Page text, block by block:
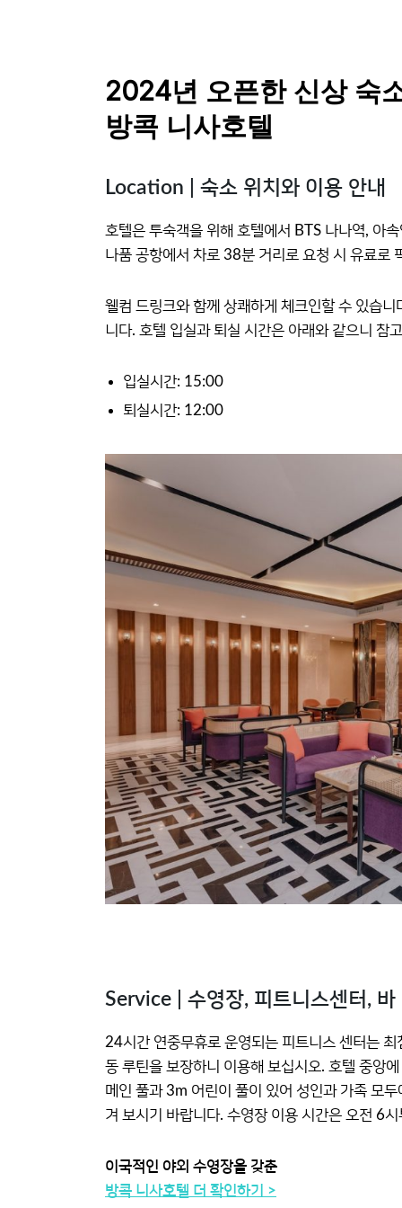
2024년 오픈한 신상 숙
방콕 니사호텔
Location | 숙소 위치와 이용 안내
호텔은 투숙객을 위해 호텔에서 BTS 나나역, 아
나품 공항에서 차로 38분 거리로 요청 시 유료로
웰컴 드링크와 함께 상쾌하게 체크인할 수 있습
니다. 호텔 입실과 퇴실 시간은 아래와 같으니 참
입실시간: 15:00
퇴실시간: 12:00
Service | 수영장, 피트니스센터, 바
24시간 연중무휴로 운영되는 피트니스 센터는
동 루틴을 보장하니 이용해 보십시오. 호텔 중앙
메인 풀과 3m 어린이 풀이 있어 성인과 가족 모
겨 보시기 바랍니다. 수영장 이용 시간은 오전 6
이국적인 야외 수영장을 갖춘
방콕 니사호텔 더 확인하기 >